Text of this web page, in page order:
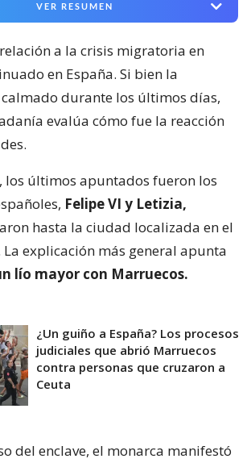
VER RESUMEN
a la crisis migratoria en
en España. Si bien la
durante los últimos días,
evalúa cómo fue la reacción
los últimos apuntados fueron los
Felipe VI y Letizia,
hasta la ciudad localizada en el
explicación más general apunta
lío mayor con Marruecos.
¿Un guiño a España? Los procesos
judiciales que abrió Marruecos
contra personas que cruzaron a
Ceuta
del enclave, el monarca manifestó